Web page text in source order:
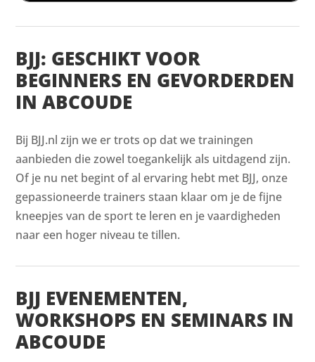
BJJ: GESCHIKT VOOR
BEGINNERS EN GEVORDERDEN
IN ABCOUDE
Bij BJJ.nl zijn we er trots op dat we trainingen
aanbieden die zowel toegankelijk als uitdagend zijn.
Of je nu net begint of al ervaring hebt met BJJ, onze
gepassioneerde trainers staan klaar om je de fijne
kneepjes van de sport te leren en je vaardigheden
naar een hoger niveau te tillen.
BJJ EVENEMENTEN,
WORKSHOPS EN SEMINARS IN
ABCOUDE